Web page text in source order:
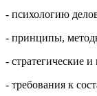
- психологию
- принципы,
- стратегические
- требования к